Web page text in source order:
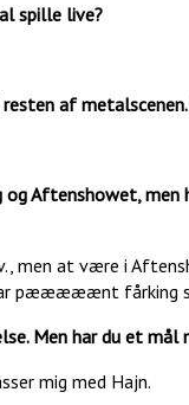
spille live?
af
Aftenshowet,
men at være i
var pææææænt fårking
Men har du et mål
mig med Hajn.